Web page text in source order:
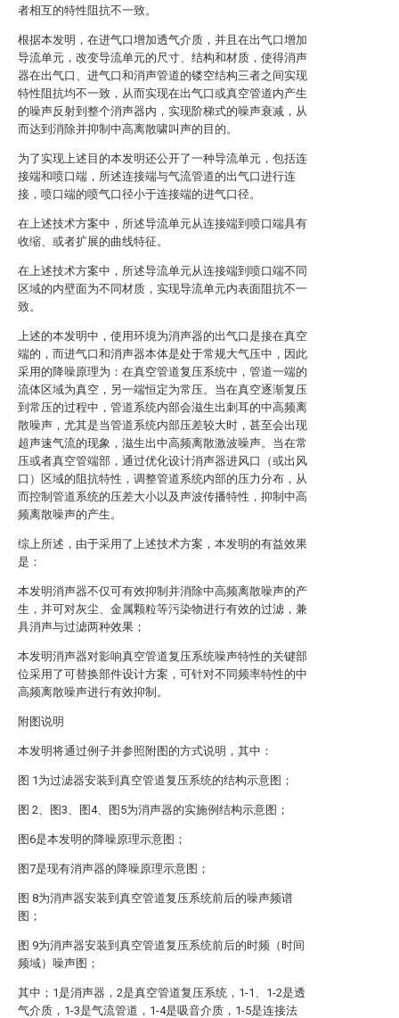
者相互的特性阻抗不一致。
根据本发明，在进气口增加透气介质，并且在出气口增加
导流单元，改变导流单元的尺寸、结构和材质，使得消声
器在出气口、进气口和消声管道的镂空结构三者之间实现
特性阻抗均不一致，从而实现在出气口或真空管道内产生
的噪声反射到整个消声器内，实现阶梯式的噪声衰减，从
而达到消除并抑制中高离散啸叫声的目的。
为了实现上述目的本发明还公开了一种导流单元，包括连
接端和喷口端，所述连接端与气流管道的出气口进行连
接，喷口端的喷气口径小于连接端的进气口径。
在上述技术方案中，所述导流单元从连接端到喷口端具有
收缩、或者扩展的曲线特征。
在上述技术方案中，所述导流单元从连接端到喷口端不同
区域的内壁面为不同材质，实现导流单元内表面阻抗不一
致。
上述的本发明中，使用环境为消声器的出气口是接在真空
端的，而进气口和消声器本体是处于常规大气压中，因此
采用的降噪原理为：在真空管道复压系统中，管道一端的
流体区域为真空，另一端恒定为常压。当在真空逐渐复压
到常压的过程中，管道系统内部会滋生出刺耳的中高频离
散噪声，尤其是当管道系统内部压差较大时，甚至会出现
超声速气流的现象，滋生出中高频离散激波噪声。当在常
压或者真空管端部，通过优化设计消声器进风口（或出风
口）区域的阻抗特性，调整管道系统内部的压力分布，从
而控制管道系统的压差大小以及声波传播特性，抑制中高
频离散噪声的产生。
综上所述，由于采用了上述技术方案，本发明的有益效果
是：
本发明消声器不仅可有效抑制并消除中高频离散噪声的产
生，并可对灰尘、金属颗粒等污染物进行有效的过滤，兼
具消声与过滤两种效果；
本发明消声器对影响真空管道复压系统噪声特性的关键部
位采用了可替换部件设计方案，可针对不同频率特性的中
高频离散噪声进行有效抑制。
附图说明
本发明将通过例子并参照附图的方式说明，其中：
图 1为过滤器安装到真空管道复压系统的结构示意图；
图 2、图3、图4、图5为消声器的实施例结构示意图；
图6是本发明的降噪原理示意图；
图7是现有消声器的降噪原理示意图；
图 8为消声器安装到真空管道复压系统前后的噪声频谱
图；
图 9为消声器安装到真空管道复压系统前后的时频（时间
频域）噪声图；
其中；1是消声器，2是真空管道复压系统，1-1、1-2是透
气介质，1-3是气流管道，1-4是吸音介质，1-5是连接法